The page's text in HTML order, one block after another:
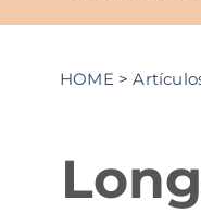
HOME >